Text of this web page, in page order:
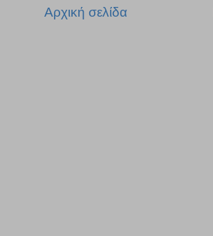
Αρχική σελίδα